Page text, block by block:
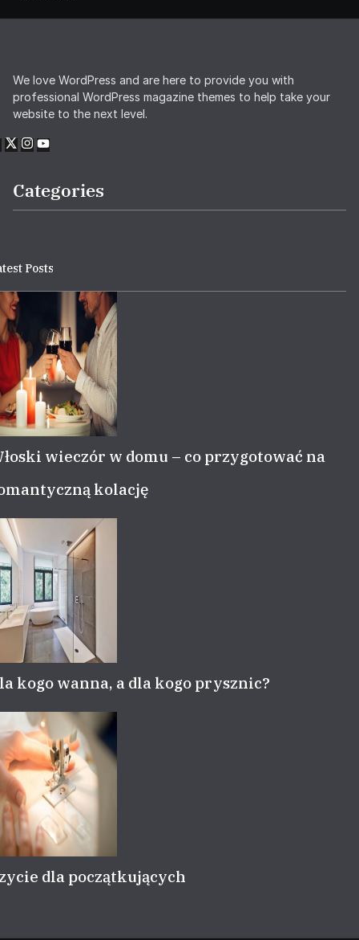
We love WordPress and are here to provide you with
professional WordPress magazine themes to help take your
website to the next level.
Categories
Posts
wieczór w domu – co przygotować na
kolację
kogo wanna, a dla kogo prysznic?
dla początkujących